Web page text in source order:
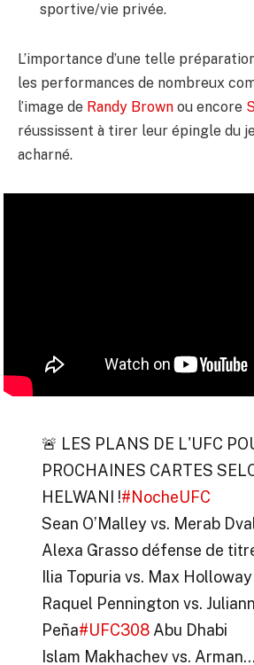
sportive/vie privée.
L’importance d’une telle
les performances de nombreux
l’image de Randy Brown ou encore
réussissent à tirer leur épingle du
acharné.
🚨 LES PLANS DE L'UFC
PROCHAINES CARTES
HELWANI !#NocheUFC
Sean O’Malley vs. Merab
Alexa Grasso défense de
Ilia Topuria vs. Max
Raquel Pennington vs.
Peña#UFC308Abu Dhabi
Islam Makhachev vs. Arman…